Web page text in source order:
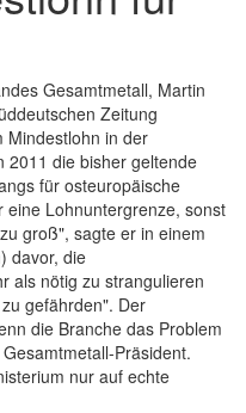
Gesamtmetall, Martin
Zeitung
Mindestlohn in der
2011 die bisher geltende
für osteuropäische
Lohnuntergrenze, sonst
groß", sagte er in einem
davor, die
als nötig zu strangulieren
gefährden". Der
die Branche das Problem
Präsident.
nur auf echte